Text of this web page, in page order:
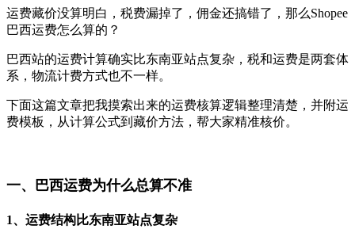
运费藏价没算明白，税费漏掉了，佣金还搞错了，那么Shopee
巴西运费怎么算的？
巴西站的运费计算确实比东南亚站点复杂，税和运费是两套体
系，物流计费方式也不一样。
下面这篇文章把我摸索出来的运费核算逻辑整理清楚，并附运
费模板，从计算公式到藏价方法，帮大家精准核价。
一、巴西运费为什么总算不准
1、运费结构比东南亚站点复杂